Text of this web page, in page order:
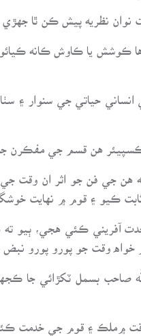
نظريه پيش ڪن ٿا جهڙي
ڪوشش يا ڪاوش ڪانه
حياتي جي سنوار ۽
هن قسم جي مفڪرن جا
هن جي فن جو اثر ان وقت
ڪيو ۽ قوم ۾ نهايت
آفريني ڪئي هجي، ٻيو
خواه وقت جو پورو پورو نبض
صاحب بسمل ٽکڙائي جا
۾ملڪ ۽ قوم جي خدمت